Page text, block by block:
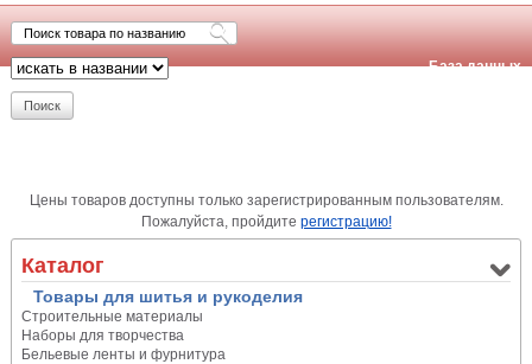
База данных
Цены товаров доступны только зарегистрированным пользователям.
Пожалуйста, пройдите регистрацию!
Каталог
Товары для шитья и рукоделия
Строительные материалы
Наборы для творчества
Бельевые ленты и фурнитура